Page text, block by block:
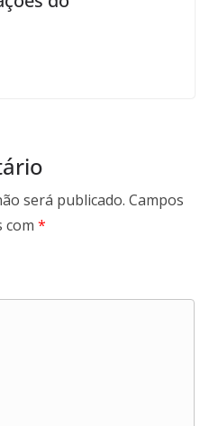
será publicado. Campos
com *